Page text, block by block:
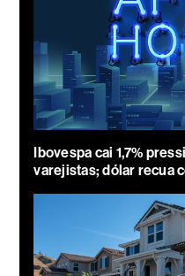
Ibovespa cai 1,7%
varejistas; dólar recua